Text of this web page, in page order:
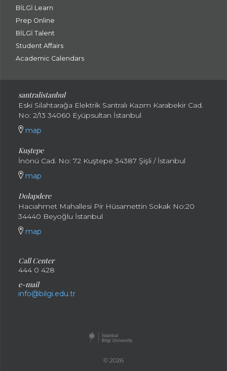
BİLGİ Learn
Prep Online
BİLGİ Talent
Student Affairs
Academic Calendars
santralistanbul
Eski Silahtarağa Elektrik Santralı Kazım Karabekir Cad.
No: 2/13 34060 Eyüpsultan İstanbul
map
Kuştepe
İnönü Cad. No: 72 Kuştepe 34387 Şişli / İstanbul
map
Dolapdere
Hacıahmet Mahallesi Pir Hüsamettin Sokak No:20
34440 Beyoğlu İstanbul
map
Call Center
444 0 428
e-mail
info@bilgi.edu.tr
© 2026